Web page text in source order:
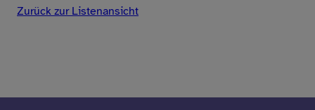
Zurück zur Listenansicht